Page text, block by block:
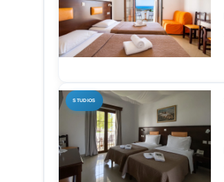
STUDIOS